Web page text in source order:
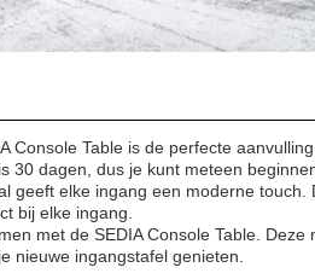
Console Table is de perfecte
30 dagen, dus je kunt meteen
geeft elke ingang een moderne
bij elke ingang.
met de SEDIA Console Table.
nieuwe ingangstafel genieten.